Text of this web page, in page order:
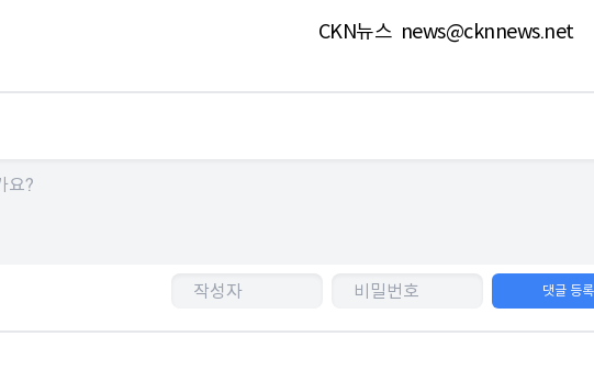
CKN뉴스 news@cknnews.net
댓글 등록